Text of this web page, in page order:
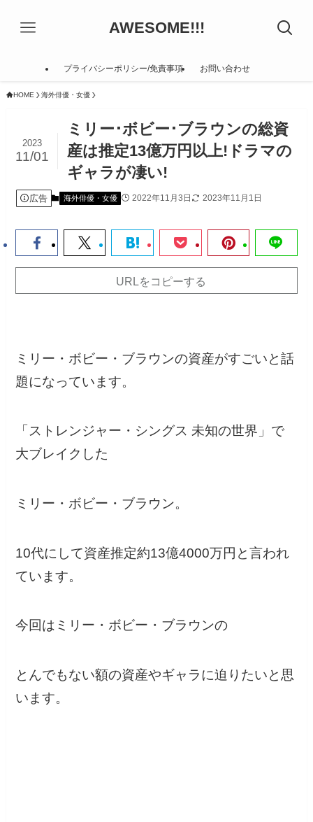
AWESOME!!!
プライバシーポリシー/免責事項 お問い合わせ
HOME 海外俳優・女優
ミリー･ボビー･ブラウンの総資
産は推定13億万円以上!ドラマの
ギャラが凄い!
2023
11/01
広告 海外俳優・女優 2022年11月3日 2023年11月1日
URLをコピーする
ミリー・ボビー・ブラウンの資産がすごいと話
題になっています。
「ストレンジャー・シングス 未知の世界」で
大ブレイクした
ミリー・ボビー・ブラウン。
10代にして資産推定約13億4000万円と言われ
ています。
今回はミリー・ボビー・ブラウンの
とんでもない額の資産やギャラに迫りたいと思
います。